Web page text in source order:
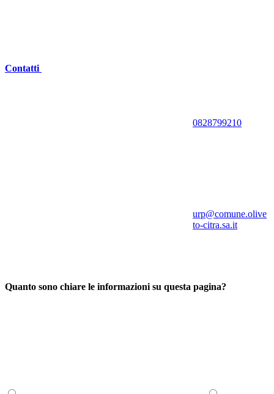
Contatti
0828799210
urp@comune.olive
to-citra.sa.it
Quanto sono chiare le informazioni su questa pagina?